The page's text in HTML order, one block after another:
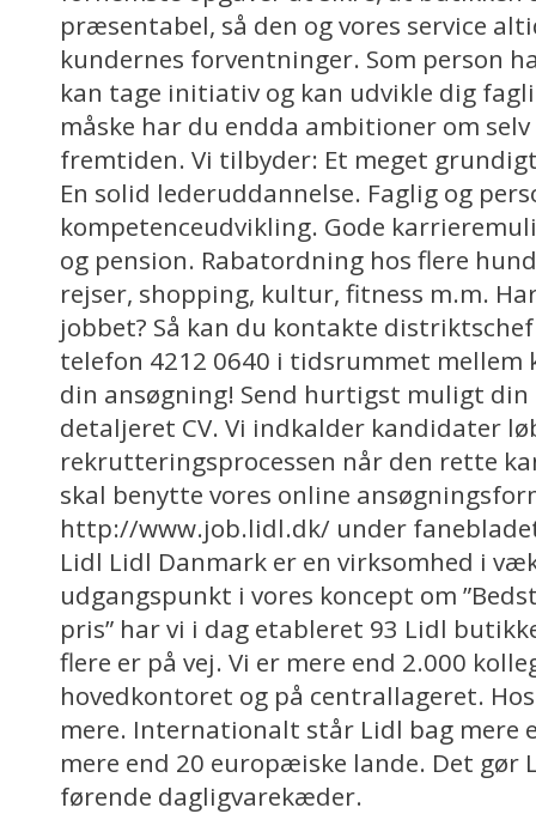
præsentabel, så den og vores service
kundernes forventninger. Som person
kan tage initiativ og kan udvikle dig
måske har du endda ambitioner om
fremtiden. Vi tilbyder: Et meget
En solid lederuddannelse. Faglig og
kompetenceudvikling. Gode
og pension. Rabatordning hos flere
rejser, shopping, kultur, fitness m.m.
jobbet? Så kan du kontakte
telefon 4212 0640 i tidsrummet mellem
din ansøgning! Send hurtigst muligt din
detaljeret CV. Vi indkalder kandidater
rekrutteringsprocessen når den rette
skal benytte vores online
http://www.job.lidl.dk/ under
Lidl Lidl Danmark er en virksomhed i
udgangspunkt i vores koncept om
pris” har vi i dag etableret 93 Lidl
flere er på vej. Vi er mere end 2.000
hovedkontoret og på centrallageret.
mere. Internationalt står Lidl bag mere
mere end 20 europæiske lande. Det gør
førende dagligvarekæder.